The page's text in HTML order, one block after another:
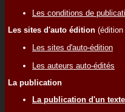
Les conditions de
Les sites d'auto édition
Les sites d'auto-édition
Les auteurs auto-édités
La publication
La publication d'un texte